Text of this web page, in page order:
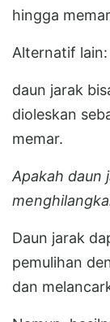
hingga
Alternatif lain:
daun jarak
dioleskan
memar.
Apakah daun
Daun jarak
pemulihan
dan